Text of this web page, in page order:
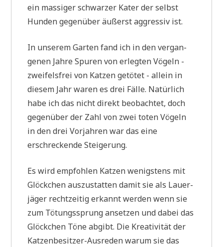
ein mas­si­ger schwar­zer Kater der selbst
Hun­den gegen­über äußerst aggres­siv ist.
In unse­rem Gar­ten fand ich in den ver­gan­
ge­nen Jah­re Spu­ren von erleg­ten Vögeln -
zwei­fels­frei von Kat­zen getö­tet - allein in
die­sem Jahr waren es drei Fäl­le. Natür­lich
habe ich das nicht direkt beob­ach­tet, doch
gegen­über der Zahl von zwei toten Vögeln
in den drei Vor­jah­ren war das eine
erschrecken­de Steigerung.
Es wird emp­foh­len Kat­zen wenig­stens mit
Glöck­chen aus­zu­stat­ten damit sie als Lau­er­
jä­ger recht­zei­tig erkannt wer­den wenn sie
zum Tötungs­sprung anset­zen und dabei das
Glöck­chen Töne abgibt. Die Krea­ti­vi­tät der
Kat­zen­be­sit­zer-Aus­re­den war­um sie das